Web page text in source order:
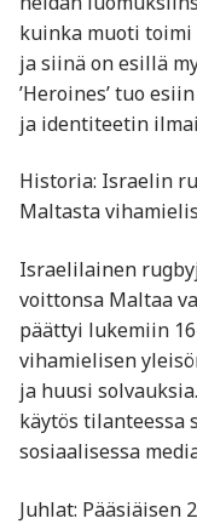
kuinka muoti toimi
ja siinä on esillä
’Heroines’ tuo
ja identiteetin
Historia: Israelin
Maltasta
Israelilainen
voittonsa Maltaa
päättyi lukemiin
vihamielisen
ja huusi
käytös tilanteessa
sosiaalisessa
Juhlat: Pääsiäisen